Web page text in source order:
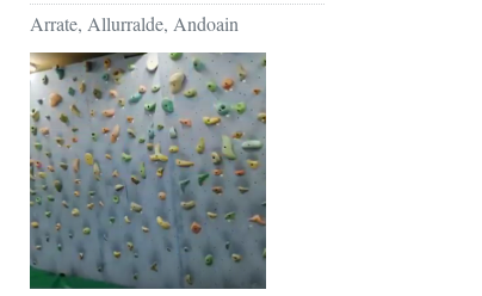
Arrate, Allurralde, Andoain